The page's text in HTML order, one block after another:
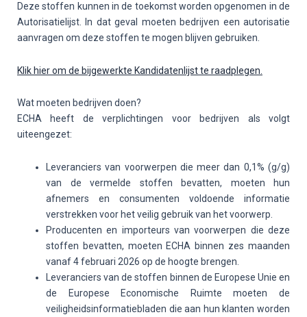
Deze stoffen kunnen in de toekomst worden opgenomen in de
Autorisatielijst. In dat geval moeten bedrijven een autorisatie
aanvragen om deze stoffen te mogen blijven gebruiken.
Klik hier om de bijgewerkte Kandidatenlijst te raadplegen.
Wat moeten bedrijven doen?
ECHA heeft de verplichtingen voor bedrijven als volgt
uiteengezet:
Leveranciers van voorwerpen die meer dan 0,1% (g/g)
van de vermelde stoffen bevatten, moeten hun
afnemers en consumenten voldoende informatie
verstrekken voor het veilig gebruik van het voorwerp.
Producenten en importeurs van voorwerpen die deze
stoffen bevatten, moeten ECHA binnen zes maanden
vanaf 4 februari 2026 op de hoogte brengen.
Leveranciers van de stoffen binnen de Europese Unie en
de Europese Economische Ruimte moeten de
veiligheidsinformatiebladen die aan hun klanten worden